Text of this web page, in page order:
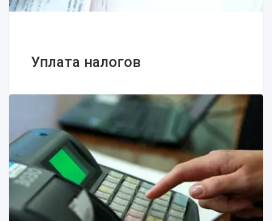
Регистрация ФЛП в 2025 году: о каких
Уплата налогов
Уплата налогов
Как производится обжалование
налоговых решений?
Налогообложение предприятий